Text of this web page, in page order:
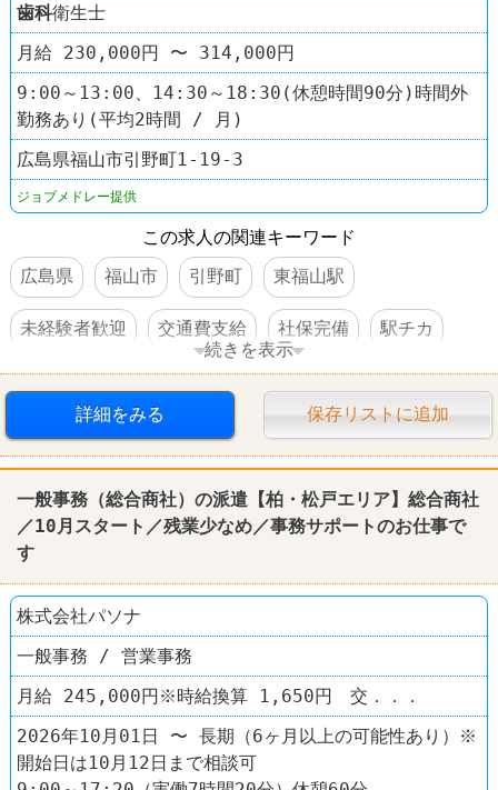
歯科衛生士
月給 230,000円 〜 314,000円
9:00～13:00、14:30～18:30(休憩時間90分)時間外
勤務あり(平均2時間 / 月)
広島県福山市引野町1-19-3
ジョブメドレー提供
この求人の関連キーワード
広島県
福山市 引野町 東福山駅
未経験者歓迎 交通費支給 社保完備 駅チカ
車・バイク通勤可
続きを表示
詳細をみる 保存リストに追加
一般事務（総合商社）の派遣【柏・松戸エリア】総合商社
／10月スタート／残業少なめ／事務サポートのお仕事で
す
株式会社パソナ
一般事務 / 営業事務
月給 245,000円※時給換算 1,650円 交．．．
2026年10月01日 〜 長期（6ヶ月以上の可能性あり）※
開始日は10月12日まで相談可